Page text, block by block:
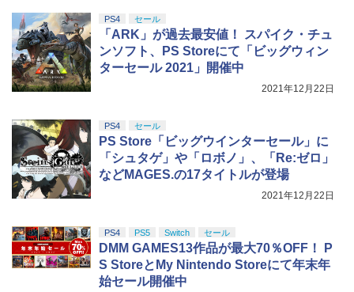
PS4 セール
「ARK」が過去最安値！ スパイク・チュ
ンソフト、PS Storeにて「ビッグウィン
ターセール 2021」開催中
2021年12月22日
PS4 セール
PS Store「ビッグウインターセール」に
「シュタゲ」や「ロボノ」、「Re:ゼロ」
などMAGES.の17タイトルが登場
2021年12月22日
PS4 PS5 Switch セール
DMM GAMES13作品が最大70％OFF！ P
S StoreとMy Nintendo Storeにて年末年
始セール開催中